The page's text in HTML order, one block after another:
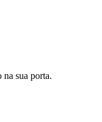
na sua porta.